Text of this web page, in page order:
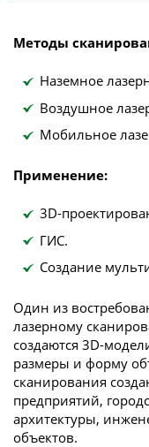
Методы
Наземное
Воздушное
Мобильное
Применение:
3D-
ГИС.
Создание
Один из
лазерному
создаются 3D-
размеры и форму
сканирования
предприятий,
архитектуры,
объектов.